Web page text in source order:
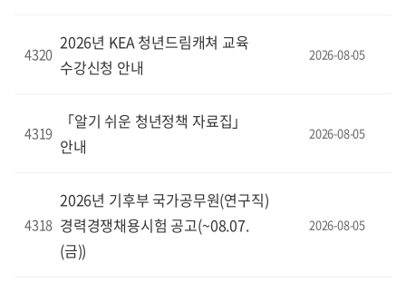
4320
2026년 KEA 청년드림캐쳐 교육
수강신청 안내
2026-08-05
4319
「알기 쉬운 청년정책 자료집」
안내
2026-08-05
4318
2026년 기후부 국가공무원(연구직)
경력경쟁채용시험 공고(~08.07.
(금))
2026-08-05